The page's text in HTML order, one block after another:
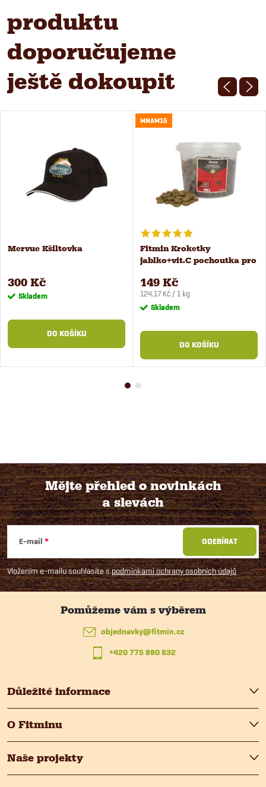
produktu
doporučujeme
ještě dokoupit
Mervue Kšiltovka
300 Kč
Skladem
DO KOŠÍKU
MNAM15
Fitmin Kroketky
jablko+vit.C pochoutka pro
149 Kč
Měrná
cena:
124,17 Kč / 1 kg
Skladem
DO KOŠÍKU
Z
á
p
Mějte přehled o novinkách
a slevách
E-mail
Vložením e-mailu souhlasíte spodmínkami ochrany osobních údajů
ODEBÍRAT
Důležité informace
O Fitminu
Naše projekty
objednavky@fitmin.cz
+420 775 880 632